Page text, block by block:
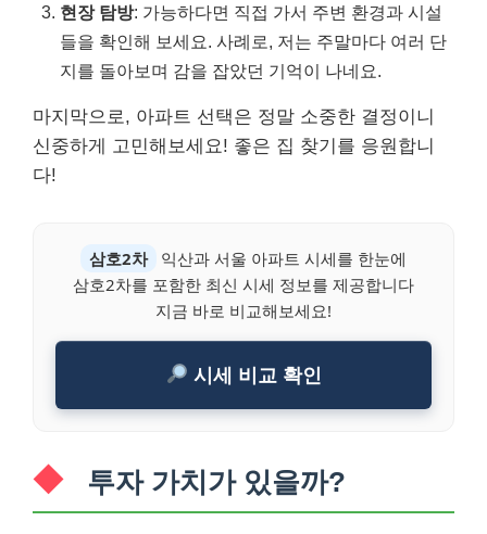
현장 탐방: 가능하다면 직접 가서 주변 환경과 시설
들을 확인해 보세요. 사례로, 저는 주말마다 여러 단
지를 돌아보며 감을 잡았던 기억이 나네요.
마지막으로, 아파트 선택은 정말 소중한 결정이니
신중하게 고민해보세요! 좋은 집 찾기를 응원합니
다!
삼호2차
익산과 서울 아파트 시세를 한눈에
삼호2차를 포함한 최신 시세 정보를 제공합니다
지금 바로 비교해보세요!
시세 비교 확인
투자 가치가 있을까?